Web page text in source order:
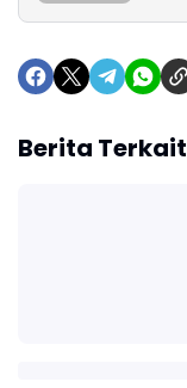
Berita Terkait